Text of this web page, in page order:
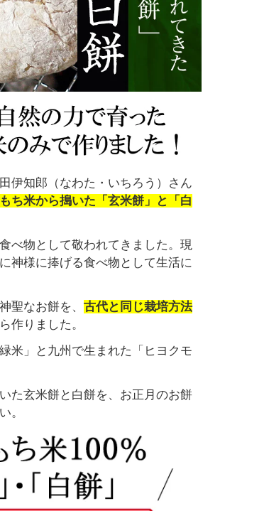
伊知郎（なわた・いちろう）さん
ち米から搗いた「玄米餅」と「白
べ物として敬われてきました。現
神様に捧げる食べ物として生活に
聖なお餅を、 古代と同じ栽培方法
作りました。
米」と九州で生まれた「ヒヨクモ
た玄米餅と白餅を、お正月のお餅
。